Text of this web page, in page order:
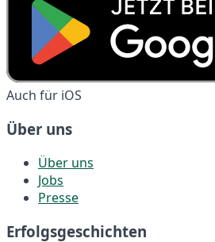
Auch für iOS
Über uns
Über uns
Jobs
Presse
Erfolgsgeschichten